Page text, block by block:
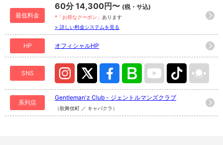
最低料金
60分 14,300円〜 (税・サ込)
*「お得なクーポン」 あります
> 詳しい料金システムを見る
HP オフィシャルHP
SNS
系列店
Gentleman'z Club - ジェントルマンズクラブ
（歌舞伎町 ／ キャバクラ）